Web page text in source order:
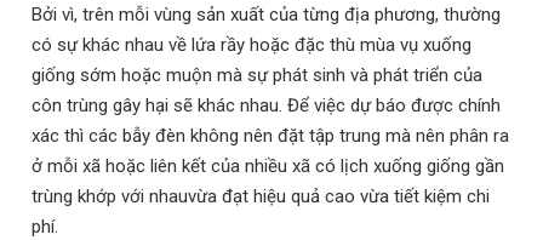
Bởi vì, trên mỗi vùng sản xuất của từng địa phương, thường
có sự khác nhau về lứa rầy hoặc đặc thù mùa vụ xuống
giống sớm hoặc muộn mà sự phát sinh và phát triển của
côn trùng gây hại sẽ khác nhau. Để việc dự báo được chính
xác thì các bẫy đèn không nên đặt tập trung mà nên phân ra
ở mỗi xã hoặc liên kết của nhiều xã có lịch xuống giống gần
trùng khớp với nhauvừa đạt hiệu quả cao vừa tiết kiệm chi
phí.